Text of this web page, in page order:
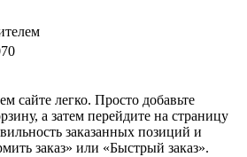
сайте легко. Просто добавьте
а затем перейдите на страницу
заказанных позиций и
заказ» или «Быстрый заказ».